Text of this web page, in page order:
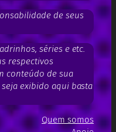
de seus
séries e etc.
respectivos
conteúdo de sua
exibido aqui basta
Quem somos